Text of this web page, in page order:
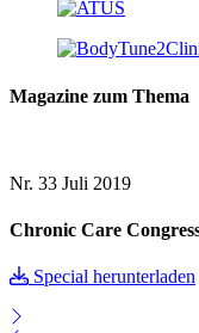
Magazine zum Thema
Nr. 33 Juli 2019
Chronic Care
Special herunterladen